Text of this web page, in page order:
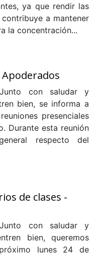
ya que rendir las
a mantener
la concentración...
Junto con saludar y
bien, se informa a
presenciales
Durante esta reunión
respecto del
de clases -
Junto con saludar y
bien, queremos
lunes 24 de